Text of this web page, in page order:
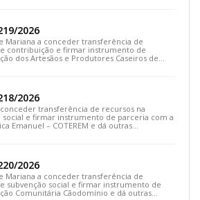
2026
Mariana a conceder transferência de
contribuição e firmar instrumento de
dos Artesãos e Produtores Caseiros de
2026
transferência de recursos na
social e firmar instrumento de parceria com a
Emanuel – COTEREM e dá outras
2026
Mariana a conceder transferência de
subvenção social e firmar instrumento de
Comunitária Cãodomínio e dá outras